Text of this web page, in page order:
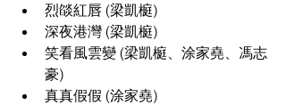
烈燄紅唇 (梁凱榳)
深夜港灣 (梁凱榳)
笑看風雲變 (梁凱榳、涂家堯、馮志
豪)
真真假假 (涂家堯)